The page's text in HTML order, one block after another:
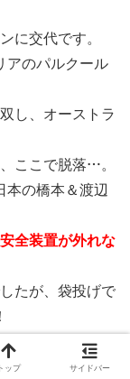
に交代です。
アのパルクール
し、オーストラ
ここで脱落…。
本の橋本＆渡辺
全装置が外れな
たが、袋投げで
トップ サイドバー